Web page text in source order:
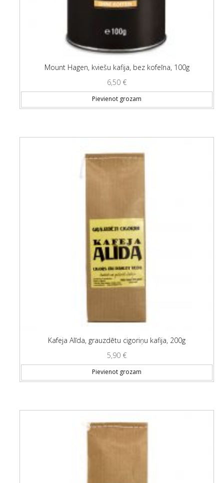
Mount Hagen, kviešu kafija, bez kofeīna, 100g
6,50 €
Pievienot grozam
Kafeja Alīda, grauzdētu cigoriņu kafija, 200g
5,90 €
Pievienot grozam